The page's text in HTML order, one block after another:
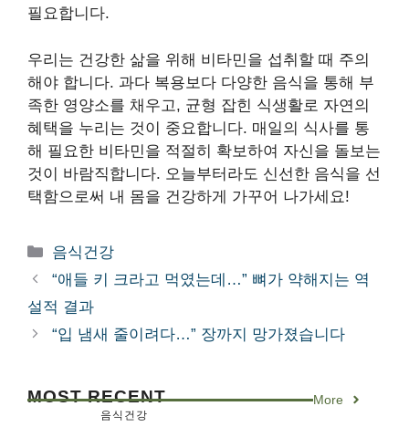
필요합니다.
우리는 건강한 삶을 위해 비타민을 섭취할 때 주의
해야 합니다. 과다 복용보다 다양한 음식을 통해 부
족한 영양소를 채우고, 균형 잡힌 식생활로 자연의
혜택을 누리는 것이 중요합니다. 매일의 식사를 통
해 필요한 비타민을 적절히 확보하여 자신을 돌보는
것이 바람직합니다. 오늘부터라도 신선한 음식을 선
택함으로써 내 몸을 건강하게 가꾸어 나가세요!
카
테
리
음식건강
“애들 키 크라고 먹였는데…” 뼈가 약해지는 역
설적 결과
“입 냄새 줄이려다…” 장까지 망가졌습니다
MOST RECENT More
음식건강